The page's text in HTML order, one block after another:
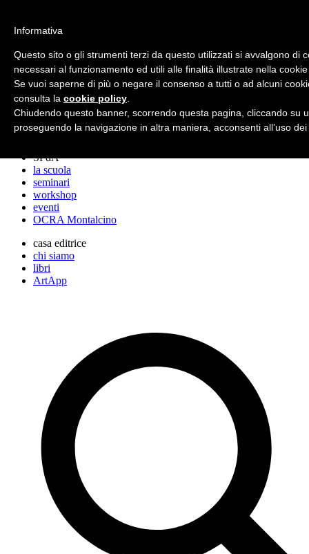
archos
lo studio
progetti
lectures
stampa
SPdA
la scuola
seminari
workshop
eventi
OCRA Montalcino
casa editrice
chi siamo
libri
ArtApp
Informativa
Questo sito o gli strumenti terzi da questo utilizzati si avvalgono di
necessari al funzionamento ed utili alle finalità illustrate nella
Se vuoi saperne di più o negare il consenso a tutti o ad alcuni
consulta la cookie policy
Chiudendo questo banner, scorrendo questa pagina, cliccando su
proseguendo la navigazione in altra maniera, acconsenti all’uso